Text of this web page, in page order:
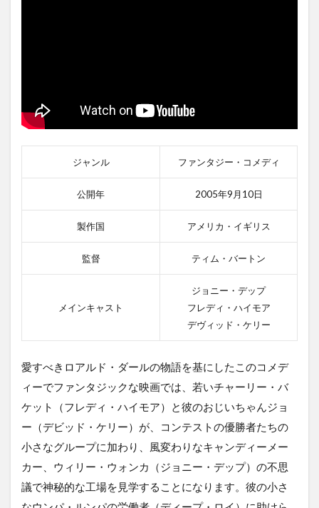
ジャンル ファンタジー・コメディ
公開年 2005年9月10日
製作国 アメリカ・イギリス
監督 ティム・バートン
メインキャスト
ジョニー・デップ
フレディ・ハイモア
デヴィッド・ケリー
愛すべきロアルド・ダールの物語を基にしたこのコメデ
ィーでファンタジックな映画では、若いチャーリー・バ
ケット（フレディ・ハイモア）と彼のおじいちゃんジョ
ー（デビッド・ケリー）が、コンテストの優勝者たちの
小さなグループに加わり、風変わりなキャンディーメー
カー、ウィリー・ウォンカ（ジョニー・デップ）の不思
議で神秘的な工場を見学することになります。彼の小さ